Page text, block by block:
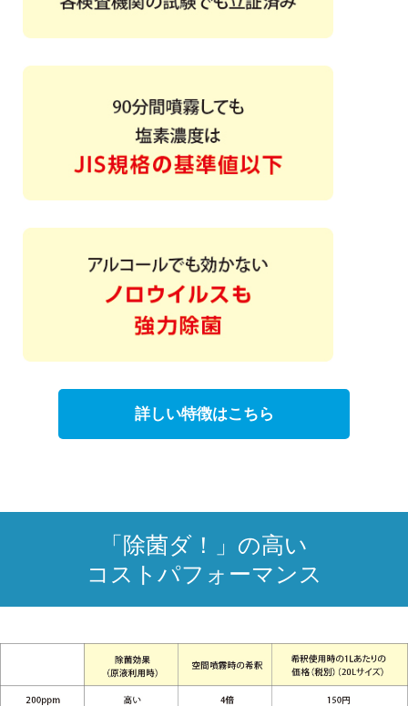
詳しい特徴はこちら
「除菌ダ！」の高い
コストパフォーマンス